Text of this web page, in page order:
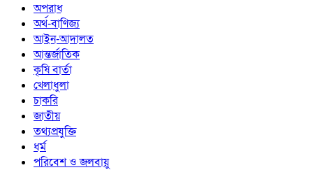
অপরাধ
অর্থ-বাণিজ্য
আইন-আদালত
আন্তর্জাতিক
কৃষি বার্তা
খেলাধুলা
চাকরি
জাতীয়
তথ্যপ্রযুক্তি
ধর্ম
পরিবেশ ও জলবায়ু